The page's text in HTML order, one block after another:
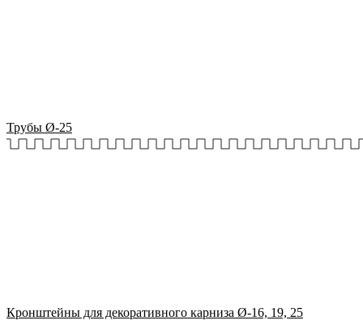
Трубы Ø-25
Кронштейны для декоративного карниза Ø-16, 19, 25